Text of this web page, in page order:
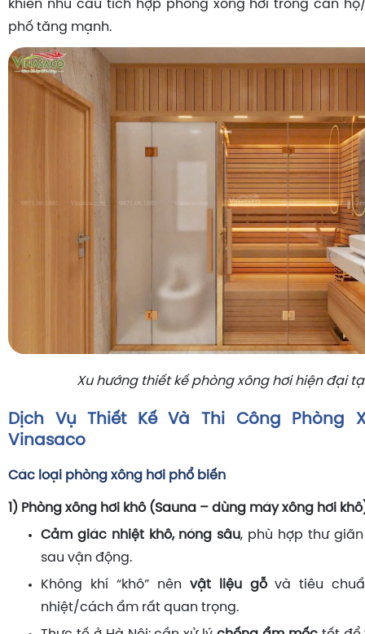
khiến nhu cầu tích hợp phòng xông hơi trong căn
phố tăng mạnh.
Xu hướng thiết kế phòng xông hơi hiện đại
Dịch Vụ Thiết Kế Và Thi Công Phòng
Vinasaco
Các loại phòng xông hơi phổ biến
1) Phòng xông hơi khô (Sauna – dùng máy xông hơi
Cảm giác nhiệt khô, nóng sâu, phù hợp thư
sau vận động.
Không khí “khô” nên vật liệu gỗvà tiêu
nhiệt/cách ẩm rất quan trọng.